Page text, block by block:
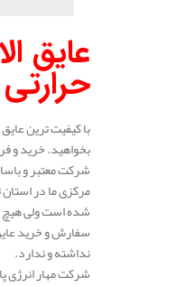
عایق
با کیفیت ترین
بخواهید. خرید و
شرکت معتبر و
مرکزی ما در
شده است ولی هیچ
سفارش و خرید
نداشته و ندارد.
شرکت مهار انرژی